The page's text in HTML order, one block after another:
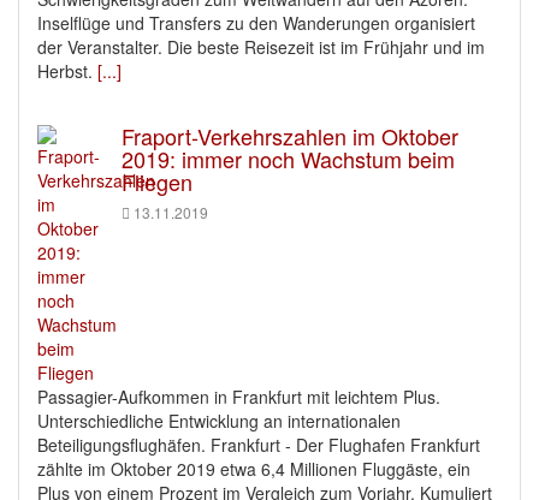
Inselflüge und Transfers zu den Wanderungen organisiert
der Veranstalter. Die beste Reisezeit ist im Frühjahr und im
Herbst. [...]
Fraport-Verkehrszahlen im Oktober
2019: immer noch Wachstum beim
Fliegen
13.11.2019
Passagier-Aufkommen in Frankfurt mit leichtem Plus.
Unterschiedliche Entwicklung an internationalen
Beteiligungsflughäfen. Frankfurt - Der Flughafen Frankfurt
zählte im Oktober 2019 etwa 6,4 Millionen Fluggäste, ein
Plus von einem Prozent im Vergleich zum Vorjahr. Kumuliert